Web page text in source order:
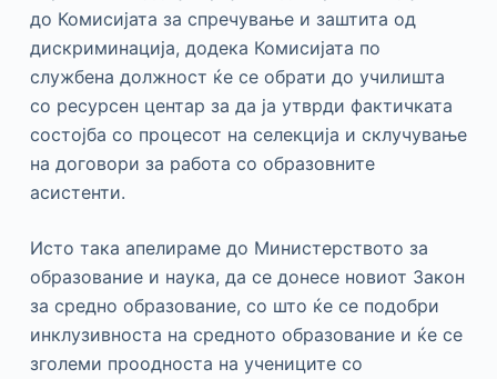
до Комисијата за спречување и заштита од
дискриминација, додека Комисијата по
службена должност ќе се обрати до училишта
со ресурсен центар за да ја утврди фактичката
состојба со процесот на селекција и склучување
на договори за работа со образовните
асистенти.
Исто така апелираме до Министерството за
образование и наука, да се донесе новиот Закон
за средно образование, со што ќе се подобри
инклузивноста на средното образование и ќе се
зголеми проодноста на учениците со